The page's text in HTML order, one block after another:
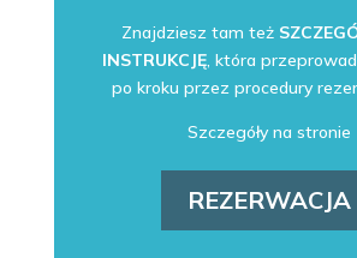
Znajdziesz tam też
INSTRUKCJĘ, która
po kroku przez procedury
Szczegóły na stronie
REZERWACJA